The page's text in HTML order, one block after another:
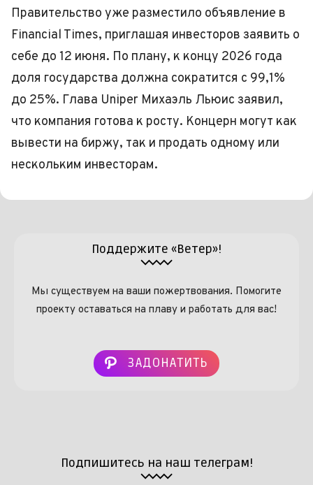
Правительство уже разместило объявление в
Financial Times, приглашая инвесторов заявить о
себе до 12 июня. По плану, к концу 2026 года
доля государства должна сократится с 99,1%
до 25%. Глава Uniper Михаэль Льюис заявил,
что компания готова к росту. Концерн могут как
вывести на биржу, так и продать одному или
нескольким инвесторам.
Поддержите «Ветер»!
Мы существуем на ваши пожертвования. Помогите
проекту оставаться на плаву и работать для вас!
ЗАДОНАТИТЬ
Подпишитесь на наш телеграм!